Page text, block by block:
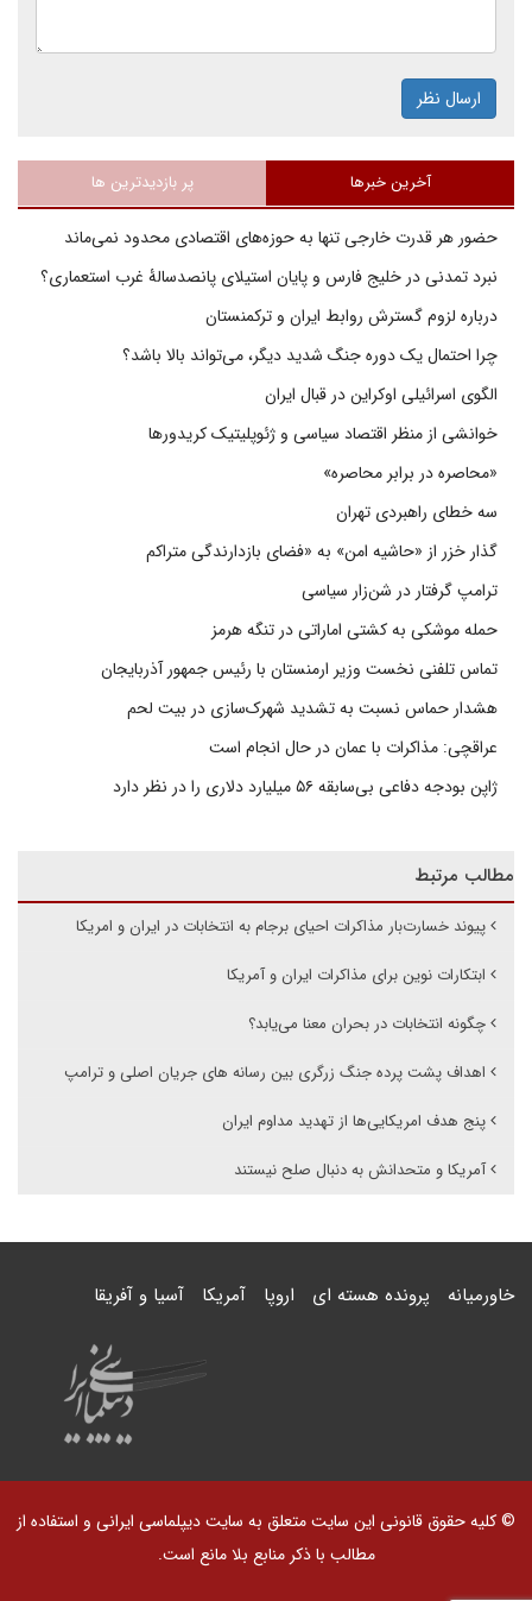
ارسال نظر
آخرین خبرها پر بازدیدترین ها
حضور هر قدرت خارجی تنها به حوزه‌های اقتصادی محدود نمی‌ماند
نبرد تمدنی در خلیج فارس و پایان استیلای پانصدسالۀ غرب استعماری؟
درباره لزوم گسترش روابط ایران و ترکمنستان
چرا احتمال یک دوره جنگ شدید دیگر، می‌تواند بالا باشد؟
الگوی اسرائیلی اوکراین در قبال ایران
خوانشی از منظر اقتصاد سیاسی و ژئوپلیتیک کریدورها
«محاصره در برابر محاصره»
سه خطای راهبردی تهران
گذار خزر از «حاشیه امن» به «فضای بازدارندگی متراکم
ترامپ گرفتار در شن‌زار سیاسی
حمله موشکی به کشتی اماراتی در تنگه هرمز
تماس تلفنی نخست وزیر ارمنستان با رئیس جمهور آذربایجان
هشدار حماس نسبت به تشدید شهرک‌سازی در بیت‌ لحم
عراقچی: مذاکرات با عمان در حال انجام است
ژاپن بودجه دفاعی بی‌سابقه ۵۶ میلیارد دلاری را در نظر دارد
مطالب مرتبط
پیوند خسارت‌بار مذاکرات احیای برجام به انتخابات در ایران و امریکا
ابتکارات نوین برای مذاکرات ایران و آمریکا
چگونه انتخابات در بحران معنا می‌یابد؟
اهداف پشت پرده جنگ زرگری بین رسانه های جریان اصلی و ترامپ
پنج هدف امریکایی‌ها از تهدید مداوم ایران
آمریکا و متحدانش به دنبال صلح نیستند
خاورمیانه پرونده هسته ای اروپا آمریکا آسیا و آفریقا
© کلیه حقوق قانونی این سایت متعلق به سایت دیپلماسی ایرانی و استفاده از
مطالب با ذکر منابع بلا مانع است.